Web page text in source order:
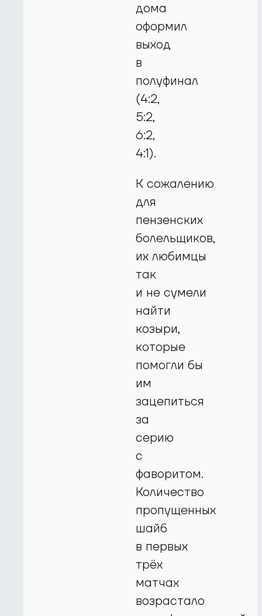
дома
оформил
выход
в
полуфинал
(4:2,
5:2,
6:2,
4:1).
К сожалению
для
пензенских
болельщиков,
их любимцы
так
и не сумели
найти
козыри,
которые
помогли бы
им
зацепиться
за
серию
с
фаворитом.
Количество
пропущенных
шайб
в первых
трёх
матчах
возрастало